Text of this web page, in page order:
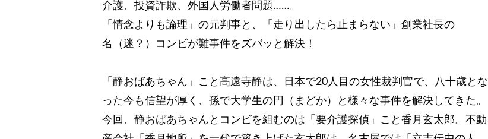
介護、投資詐欺、外国人労働者問題……。
「情念よりも論理」の元判事と、「走り出したら止まらない」創業社長の
名（迷？）コンビが難事件をズバッと解決！
「静おばあちゃん」こと高遠寺静は、日本で20人目の女性裁判官で、八十歳とな
った今も信望が厚く、孫で大学生の円（まどか）と様々な事件を解決してきた。
今回、静おばあちゃんとコンビを組むのは「要介護探偵」こと香月玄太郎。不動